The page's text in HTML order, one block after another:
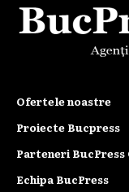
Ofertele noastre
Proiecte Bucpress
Parteneri BucPress
Echipa BucPress